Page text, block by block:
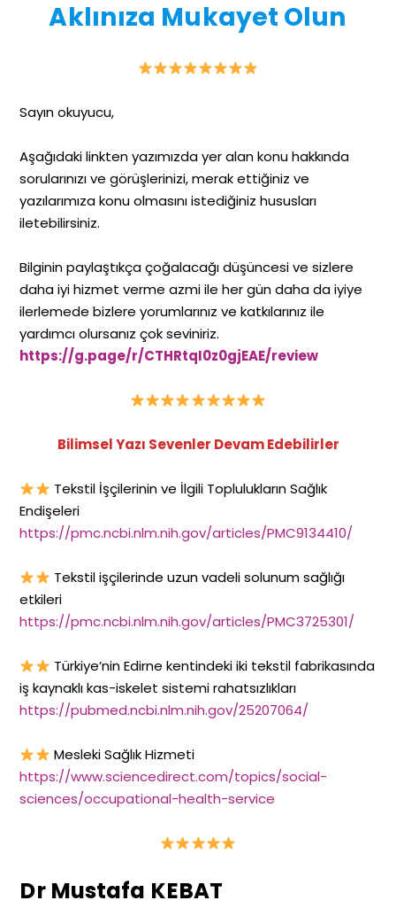
Aklınıza Mukayet Olun
Sayın okuyucu,
Aşağıdaki linkten yazımızda yer alan konu hakkında
sorularınızı ve görüşlerinizi, merak ettiğiniz ve
yazılarımıza konu olmasını istediğiniz hususları
iletebilirsiniz.
Bilginin paylaştıkça çoğalacağı düşüncesi ve sizlere
daha iyi hizmet verme azmi ile her gün daha da iyiye
ilerlemede bizlere yorumlarınız ve katkılarınız ile
yardımcı olursanız çok seviniriz.
https://g.page/r/CTHRtqI0z0gjEAE/review
Bilimsel Yazı Sevenler Devam Edebilirler
Tekstil İşçilerinin ve İlgili Toplulukların Sağlık
Endişeleri
https://pmc.ncbi.nlm.nih.gov/articles/PMC9134410/
Tekstil işçilerinde uzun vadeli solunum sağlığı
etkileri
https://pmc.ncbi.nlm.nih.gov/articles/PMC3725301/
Türkiye’nin Edirne kentindeki iki tekstil fabrikasında
iş kaynaklı kas-iskelet sistemi rahatsızlıkları
https://pubmed.ncbi.nlm.nih.gov/25207064/
Mesleki Sağlık Hizmeti
https://www.sciencedirect.com/topics/social-
sciences/occupational-health-service
Dr Mustafa KEBAT